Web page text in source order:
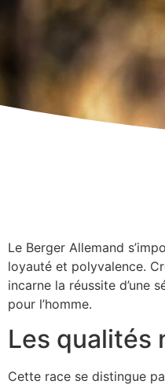
Le Berger Allemand
loyauté et polyvalence.
incarne la réussite d’une
pour l’homme.
Les qualités
Cette race se distingue